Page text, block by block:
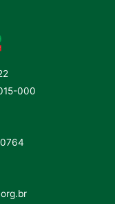
000